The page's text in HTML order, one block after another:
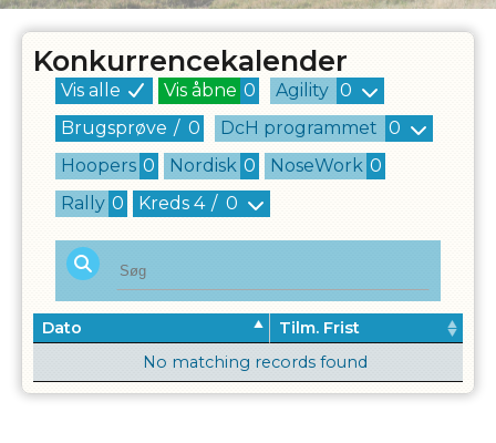
Konkurrencekalender
Vis alle Vis åbne 0 Agility 0
Brugsprøve / 0 DcH programmet 0
Hoopers 0 Nordisk 0 NoseWork 0
Rally 0 Kreds 4 / 0
Dato
Tilm. Frist
No matching records found